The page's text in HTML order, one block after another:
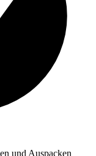
und Auspacken